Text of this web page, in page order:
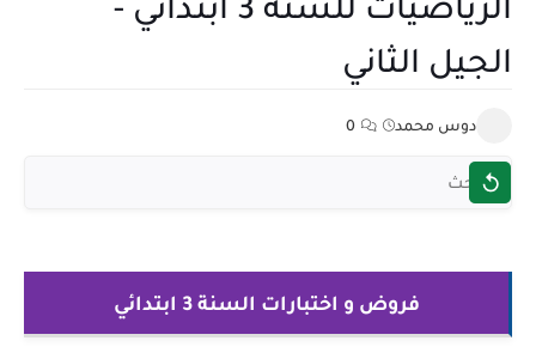
الرياضيات للسنة 3 ابتدائي -
الجيل الثاني
دوس محمد 0
فروض و اختبارات السنة 3 ابتدائي